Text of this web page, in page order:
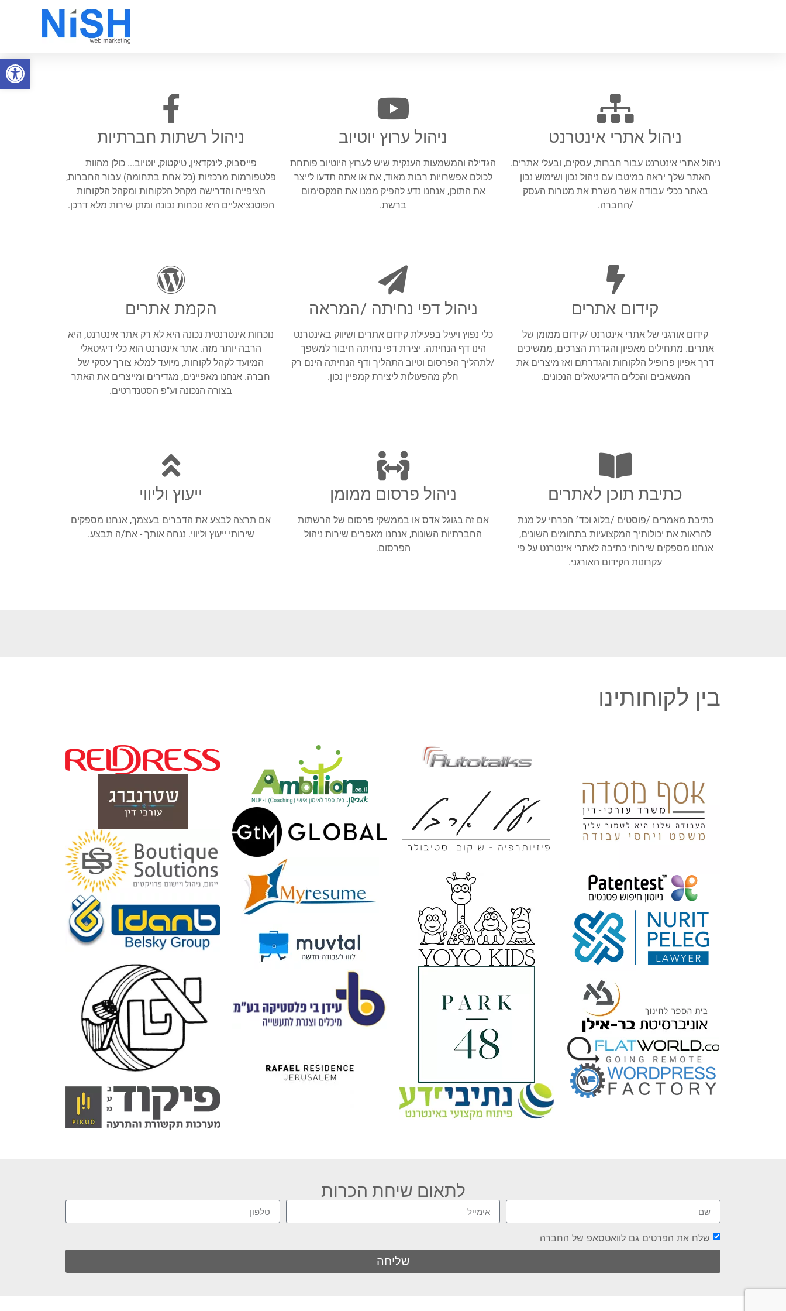
פתח
ניהול אתרי אינטרנט
ניהול אתרי אינטרנט עבור חברות, עסקים, ובעלי אתרים.
האתר שלך יראה במיטבו עם ניהול נכון ושימוש נכון
באתר ככלי עבודה אשר משרת את מטרות העסק
/החברה.
ניהול ערוץ יוטיוב
הגדילה והמשמעות הענקית שיש לערוץ היוטיוב פותחת
לכולם אפשרויות רבות מאוד, את או אתה תדעו לייצר
את התוכן, אנחנו נדע להפיק ממנו את המקסימום
ברשת.
ניהול רשתות חברתיות
פייסבוק, לינקדאין, טיקטוק, יוטיוב... כולן מהוות
פלטפורמות מרכזיות (כל אחת בתחומה) עבור החברות,
הציפייה והדרישה מקהל הלקוחות ומקהל הלקוחות
הפוטנציאליים היא נוכחות נכונה ומתן שירות מלא דרכן.
קידום אתרים
קידום אורגני של אתרי אינטרנט /קידום ממומן של
אתרים. מתחילים מאפיון והגדרת הצרכים, ממשיכים
דרך אפיון פרופיל הלקוחות והגדרתם ואז מיצרים את
המשאבים והכלים הדיגיטאלים הנכונים.
ניהול דפי נחיתה /המראה
כלי נפוץ ויעיל בפעילת קידום אתרים ושיווק באינטרנט
הינו דף הנחיתה. יצירת דפי נחיתה חיבור למשפך
/לתהליך הפרסום וטיוב התהליך ודף הנחיתה הינם רק
חלק מהפעולות ליצירת קמפיין נכון.
הקמת אתרים
נוכחות אינטרנטית נכונה היא לא רק אתר אינטרנט, היא
הרבה יותר מזה. אתר אינטרנט הוא כלי דיגיטאלי
המיועד לקהל לקוחות, מיועד למלא צורך עסקי של
חברה. אנחנו מאפיינים, מגדירים ומייצרים את האתר
בצורה הנכונה וע"פ הסטנדרטים.
כתיבת תוכן לאתרים
כתיבת מאמרים /פוסטים /בלוג וכד׳ הכרחי על מנת
להראות את יכולותיך המקצועיות בתחומים השונים,
אנחנו מספקים שירותי כתיבה לאתרי אינטרנט על פי
עקרונות הקידום האורגני.
ניהול פרסום ממומן
אם זה בגוגל אדס או בממשקי פרסום של הרשתות
החברתיות השונות, אנחנו מאפרים שירות ניהול
הפרסום.
ייעוץ וליווי
אם תרצה לבצע את הדברים בעצמך, אנחנו מספקים
שירותי ייעוץ וליווי. ננחה אותך - את/ה תבצע.
בין לקוחותינו
לתאום שיחת הכרות
שלח את הפרטים גם לוואטסאפ של החברה
שליחה